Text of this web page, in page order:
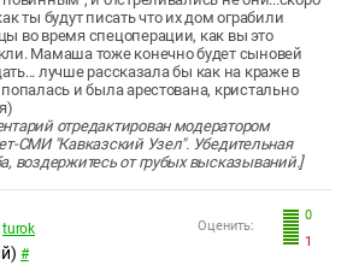
ты будут писать что их дом ограбили
во время спецоперации, как вы это
Мамаша тоже конечно будет сыновей
лучше рассказала бы как на краже в
попалась и была арестована, кристально
отредактирован модератором
СМИ "Кавказский Узел". Убедительная
воздержитесь от грубых высказываний.]
0
1
Оценить:
turok
#